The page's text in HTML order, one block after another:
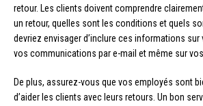
retour. Les clients doivent comprendre
un retour, quelles sont les conditions et quels
devriez envisager d’inclure ces informations sur
vos communications par e-mail et même sur
De plus, assurez-vous que vos employés sont
d’aider les clients avec leurs retours. Un bon